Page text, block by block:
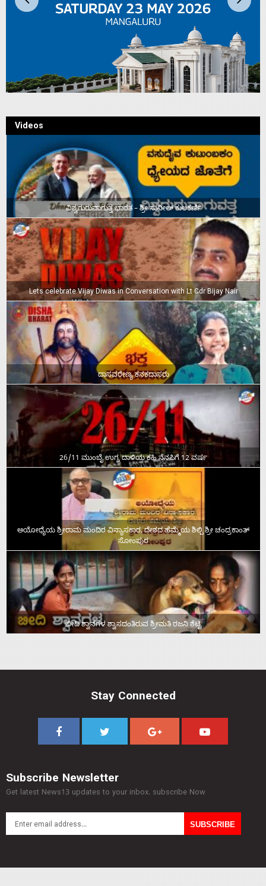
Videos
ವಿಶ್ವಗುರುವಾಗುತ್ತ ಭಾರತ – ಶ್ರೀ ಸುನೀಲ್‌ ಕುಲಕರ್ಣಿ
Lets celebrate Vijay Diwas in Conversation with Lt Cdr Bijay Nair
ದಾಸವರೇಣ್ಯ ಕನಕದಾಸರು
26/11 ಮುಂಬೈ ಉಗ್ರ ದಾಳಿಯ ಕಹಿ ನೆನಪಿಗೆ 12 ವರ್ಷ
ಅಯೋಧ್ಯೆಯ ಶ್ರೀರಾಮ ಮಂದಿರ ವಿನ್ಯಾಸಕಾರ, ದೇಶದ ಹೆಮ್ಮೆಯ ಶಿಲ್ಪಿ ಶ್ರೀ ಚಂದ್ರಕಾಂತ್‌
ಸೋಂಪುರ
ಬೀದಿ ಶ್ವಾನಗಳ ಶ್ವಾಸದಂತಿರುವ ಶ್ರೀಮತಿ ರಜನಿ ಶೆಟ್ಟಿ
Stay Connected
Subscribe Newsletter
Get latest News13 updates to your inbox. subscribe Now